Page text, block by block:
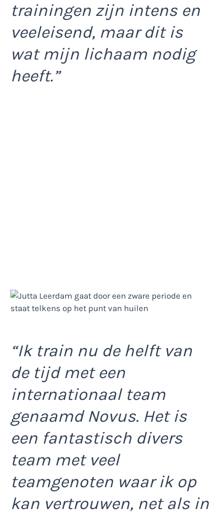
trainingen zijn intens en
veeleisend, maar dit is
wat mijn lichaam nodig
heeft.”
“Ik train nu de helft van
de tijd met een
internationaal team
genaamd Novus. Het is
een fantastisch divers
team met veel
teamgenoten waar ik op
kan vertrouwen, net als in